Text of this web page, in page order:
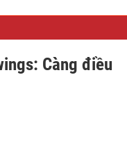
Càng điều